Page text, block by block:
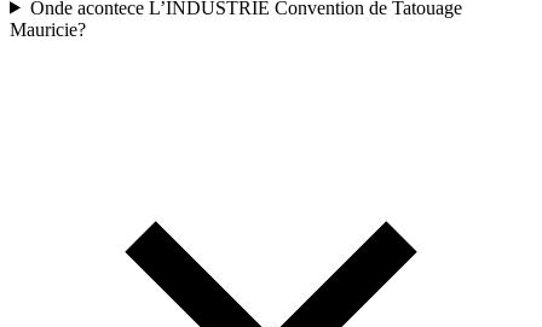
Onde acontece L’INDUSTRIE Convention de Tatouage
Mauricie?